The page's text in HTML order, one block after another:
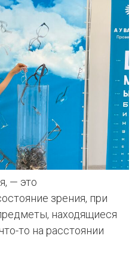
— это
зрения, при
находящиеся
то на расстоянии